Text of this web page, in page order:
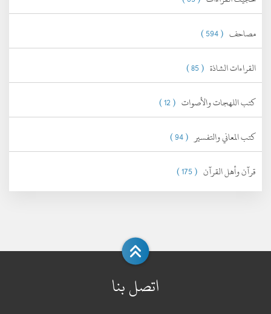
مصاحف ( 594 )
القراءات الشاذة ( 85 )
كتب اللهجات والأصوات ( 12 )
كتب المعاني والتفسير ( 94 )
قرآن وأهل القرآن ( 175 )
اتصل بنا